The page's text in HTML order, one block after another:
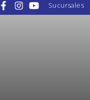
Sucursales